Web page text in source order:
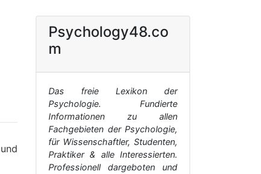
und
Psychology48.co
m
Das freie Lexikon der
Psychologie. Fundierte
Informationen zu allen
Fachgebieten der Psychologie,
für Wissenschaftler, Studenten,
Praktiker & alle Interessierten.
Professionell dargeboten und